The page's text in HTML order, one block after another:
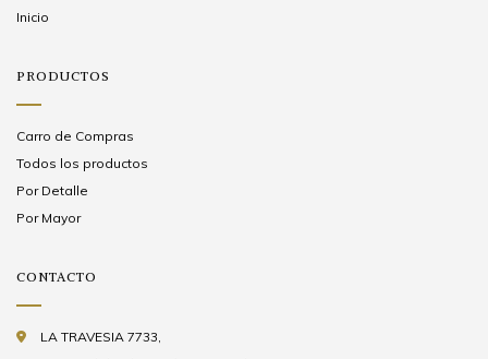
Inicio
PRODUCTOS
Carro de Compras
Todos los productos
Por Detalle
Por Mayor
CONTACTO
LA TRAVESIA 7733,